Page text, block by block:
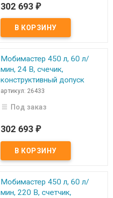
302 693 ₽
Мобимастер 450 л, 60 л/
мин, 24 В, счечик,
конструктивный допуск
артикул: 26433
Под заказ
302 693 ₽
Мобимастер 450 л, 60 л/
мин, 220 В, счетчик,